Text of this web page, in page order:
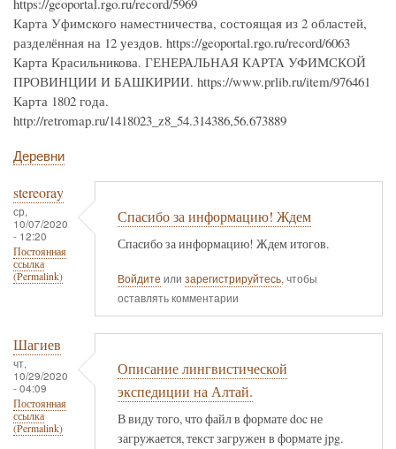
https://geoportal.rgo.ru/record/5969
Карта Уфимского наместничества, состоящая из 2 областей,
разделённая на 12 уездов. https://geoportal.rgo.ru/record/6063
Карта Красильникова. ГЕНЕРАЛЬНАЯ КАРТА УФИМСКОЙ
ПРОВИНЦИИ И БАШКИРИИ. https://www.prlib.ru/item/976461
Карта 1802 года.
http://retromap.ru/1418023_z8_54.314386,56.673889
Деревни
stereoray
ср,
10/07/2020
- 12:20
Постоянная
ссылка
(Permalink)
Спасибо за информацию! Ждем
Спасибо за информацию! Ждем итогов.
Войдите или зарегистрируйтесь, чтобы
оставлять комментарии
Шагиев
чт,
10/29/2020
- 04:09
Постоянная
ссылка
(Permalink)
Описание лингвистической
экспедиции на Алтай.
В виду того, что файл в формате doc не
загружается, текст загружен в формате jpg.